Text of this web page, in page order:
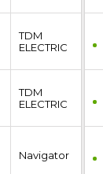
TDM
ЕLECTRIC
TDM
ЕLECTRIC
Navigator